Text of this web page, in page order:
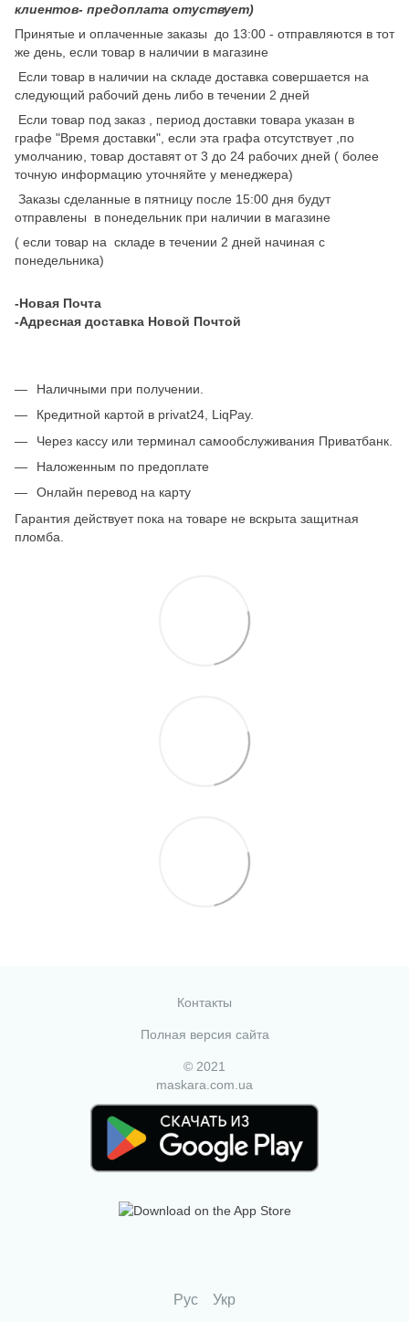
клиентов- предоплата отуствует)
Принятые и оплаченные заказы до 13:00 - отправляются в тот
же день, если товар в наличии в магазине
Если товар в наличии на складе доставка совершается на
следующий рабочий день либо в течении 2 дней
Если товар под заказ , период доставки товара указан в
графе "Время доставки", если эта графа отсутствует ,по
умолчанию, товар доставят от 3 до 24 рабочих дней ( более
точную информацию уточняйте у менеджера)
Заказы сделанные в пятницу после 15:00 дня будут
отправлены в понедельник при наличии в магазине
( если товар на складе в течении 2 дней начиная с
понедельника)
-Новая Почта
-Адресная доставка Новой Почтой
Наличными при получении.
Кредитной картой в privat24, LiqPay.
Через кассу или терминал самообслуживания Приватбанк.
Наложенным по предоплате
Онлайн перевод на карту
Гарантия действует пока на товаре не вскрыта защитная
пломба.
Контакты
Полная версия сайта
© 2021
maskara.com.ua
Рус Укр